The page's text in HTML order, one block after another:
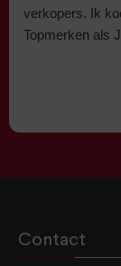
verkopers. Ik
Topmerken als
Contact